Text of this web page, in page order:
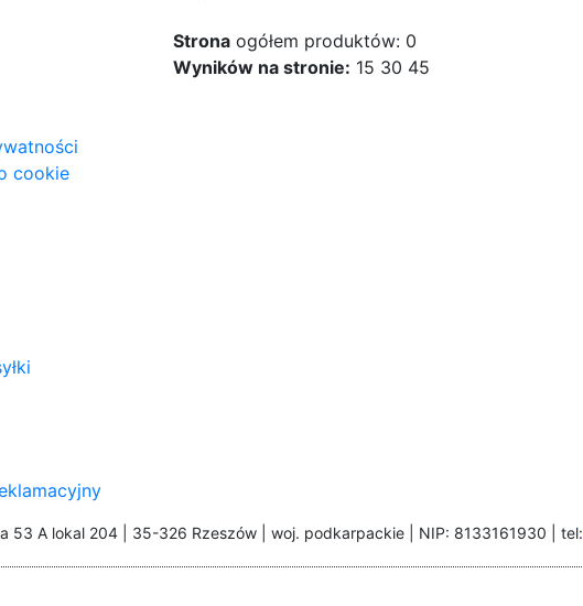
Strona ogółem produktów: 0
Wyników na stronie: 15 30 45
cookie
53 A lokal 204 | 35-326 Rzeszów | woj. podkarpackie | NIP: 8133161930 | tel: